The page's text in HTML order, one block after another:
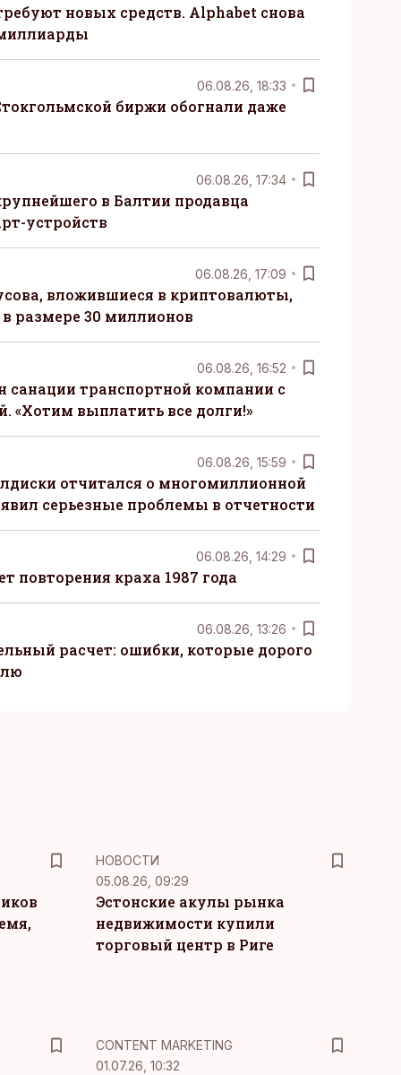
новых средств. Alphabet снова
06.08.26, 18:33
биржи обогнали даже
06.08.26, 17:34
в Балтии продавца
устройств
06.08.26, 17:09
вложившиеся в криптовалюты,
размере 30 миллионов
06.08.26, 16:52
санации транспортной компании с
«Хотим выплатить все долги!»
06.08.26, 15:59
отчитался о многомиллионной
серьезные проблемы в отчетности
06.08.26, 14:29
повторения краха 1987 года
06.08.26, 13:26
расчет: ошибки, которые дорого
НОВОСТИ
05.08.26, 09:29
Эстонские акулы рынка
недвижимости купили
торговый центр в Риге
KM
CONTENT MARKETING
01.07.26, 10:32